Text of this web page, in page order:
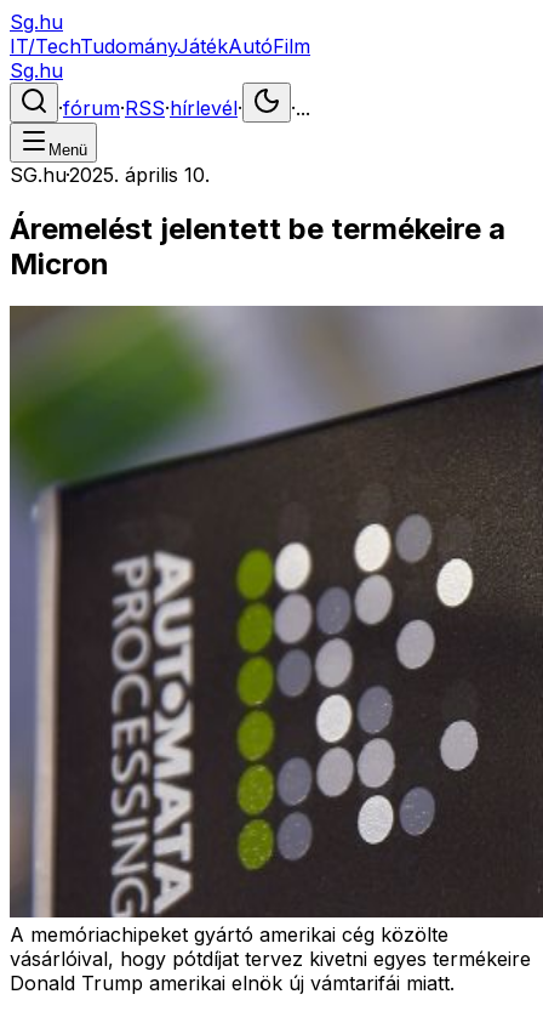
Sg.hu
IT/TechTudományJátékAutóFilm
Sg.hu
·fórum·RSS·hírlevél· ·...
Menü
SG.hu·2025. április 10.
Áremelést jelentett be termékeire a
Micron
A memóriachipeket gyártó amerikai cég közölte
vásárlóival, hogy pótdíjat tervez kivetni egyes termékeire
Donald Trump amerikai elnök új vámtarifái miatt.